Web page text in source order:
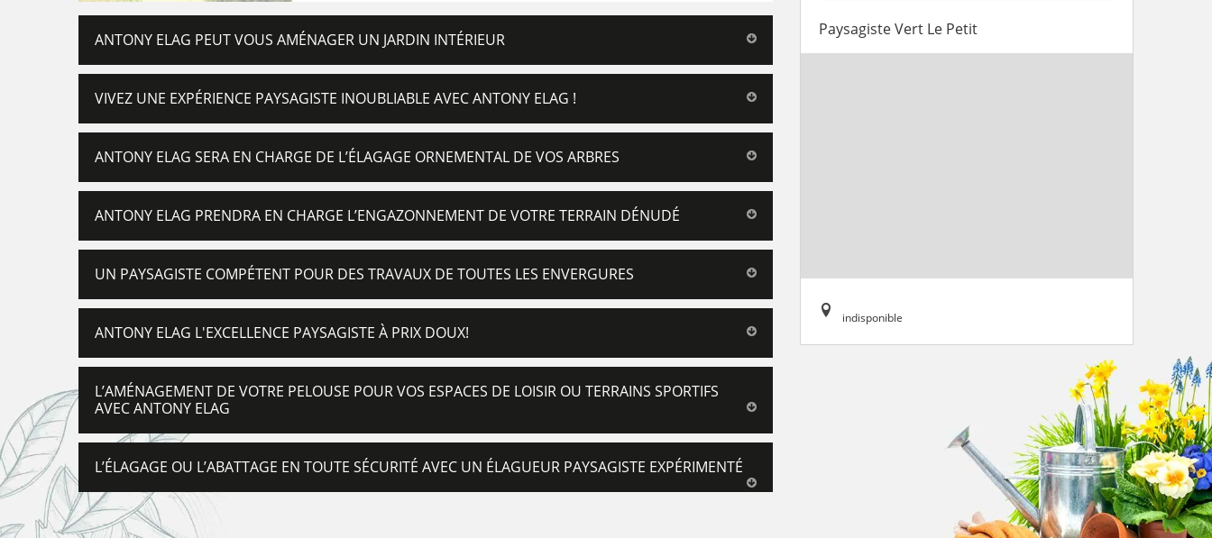
ANTONY ELAG PEUT VOUS AMÉNAGER UN JARDIN INTÉRIEUR
VIVEZ UNE EXPÉRIENCE PAYSAGISTE INOUBLIABLE AVEC ANTONY ELAG !
ANTONY ELAG SERA EN CHARGE DE L’ÉLAGAGE ORNEMENTAL DE VOS ARBRES
ANTONY ELAG PRENDRA EN CHARGE L’ENGAZONNEMENT DE VOTRE TERRAIN DÉNUDÉ
UN PAYSAGISTE COMPÉTENT POUR DES TRAVAUX DE TOUTES LES ENVERGURES
ANTONY ELAG L'EXCELLENCE PAYSAGISTE À PRIX DOUX!
L’AMÉNAGEMENT DE VOTRE PELOUSE POUR VOS ESPACES DE LOISIR OU TERRAINS SPORTIFS
AVEC ANTONY ELAG
L’ÉLAGAGE OU L’ABATTAGE EN TOUTE SÉCURITÉ AVEC UN ÉLAGUEUR PAYSAGISTE EXPÉRIMENTÉ
Paysagiste Vert Le Petit
indisponible